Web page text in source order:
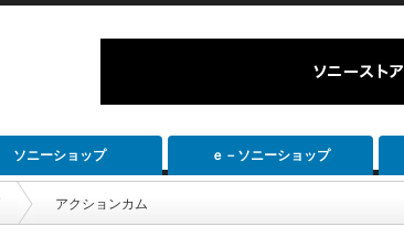
ソニーショップ ｅ－ソニーショップ
アクションカム